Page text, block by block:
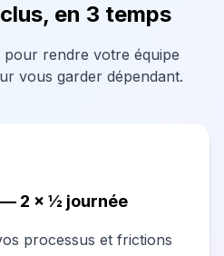
en 3 temps
rendre votre équipe
vous garder dépendant.
2 × ½ journée
processus et frictions